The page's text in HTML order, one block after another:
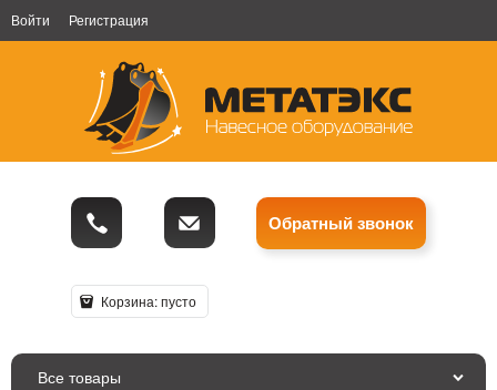
Войти Регистрация
Обратный звонок
Корзина:пусто
Все товары